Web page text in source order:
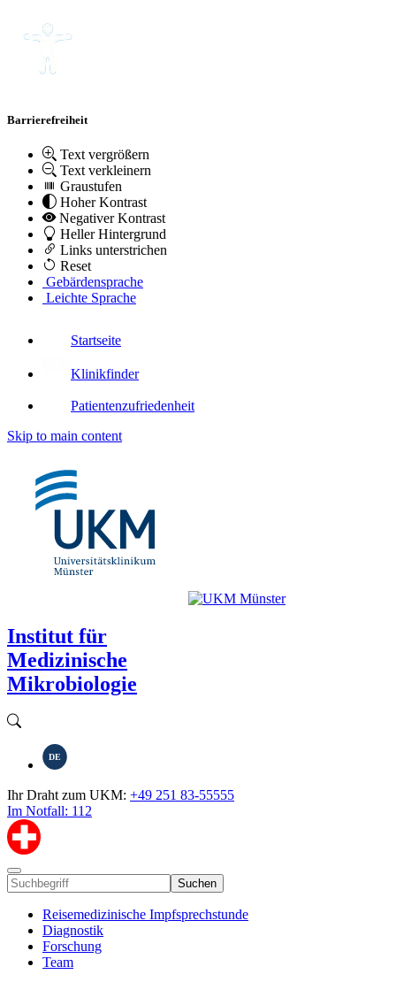
Barrierefreiheit
Text vergrößern
Text verkleinern
Graustufen
Hoher Kontrast
Negativer Kontrast
Heller Hintergrund
Links unterstrichen
Reset
Gebärdensprache
Leichte Sprache
Startseite
Klinikfinder
Patientenzufriedenheit
Skip to main content
Institut für
Medizinische
Mikrobiologie
DE
Ihr Draht zum UKM: +49 251 83-55555
Im Notfall: 112
Suchen
Reisemedizinische Impfsprechstunde
Diagnostik
Forschung
Team